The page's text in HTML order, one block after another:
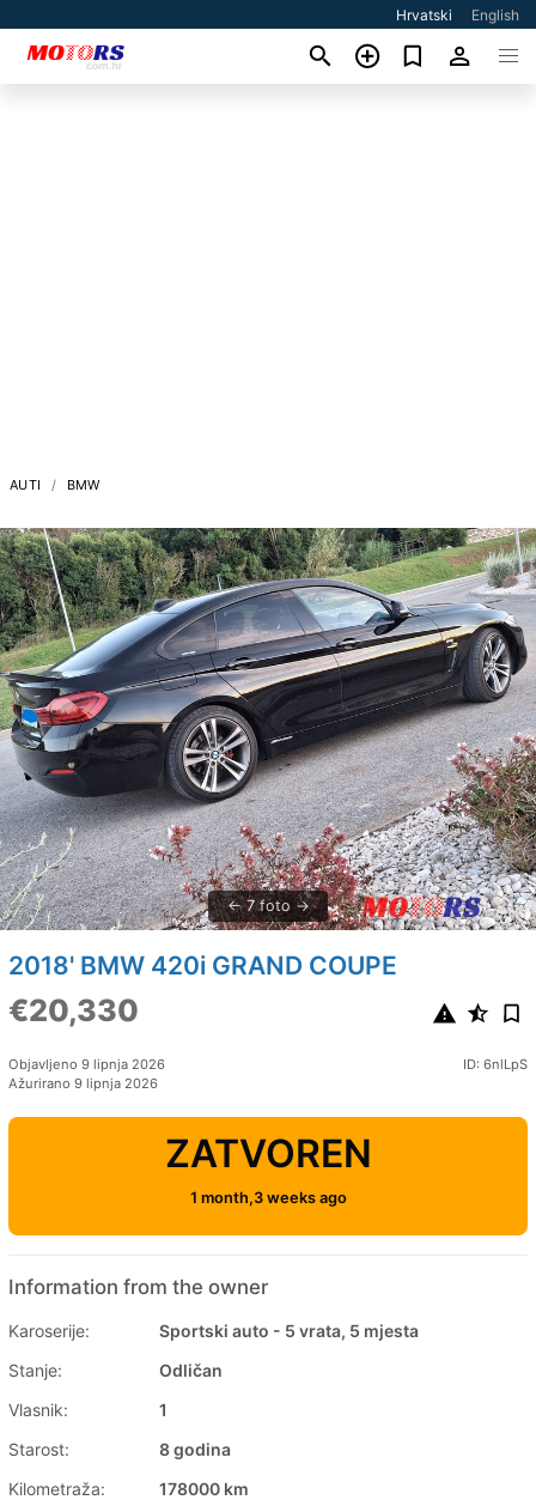
Hrvatski English
AUTI BMW
7 foto
2018' BMW 420i GRAND COUPE
€20,330
Objavljeno 9 lipnja 2026
Ažurirano 9 lipnja 2026
ID: 6nlLpS
ZATVOREN
1 month,3 weeks ago
Information from the owner
Karoserije:
Sportski auto - 5 vrata, 5 mjesta
Stanje:
Odličan
Vlasnik:
1
Starost:
8 godina
Kilometraža:
178000 km